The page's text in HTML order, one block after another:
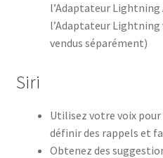
l’Adaptateur Lightning
l’Adaptateur Lightning
vendus séparément)
Siri
Utilisez votre voix pour
définir des rappels et
Obtenez des